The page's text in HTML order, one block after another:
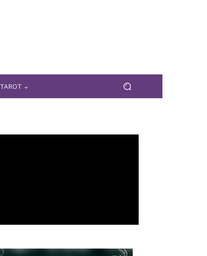
TAROT